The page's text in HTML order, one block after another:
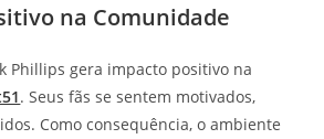
na Comunidade
Phillips gera impacto positivo na
. Seus fãs se sentem motivados,
Como consequência, o ambiente